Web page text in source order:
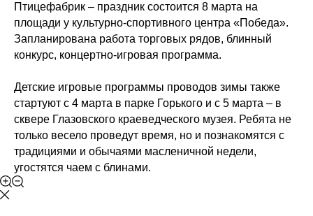
Птицефабрик – праздник состоится 8 марта на
площади у культурно-спортивного центра «Победа».
Запланирована работа торговых рядов, блинный
конкурс, концертно-игровая программа.
Детские игровые программы проводов зимы также
стартуют с 4 марта в парке Горького и с 5 марта – в
сквере Глазовского краеведческого музея. Ребята не
только весело проведут время, но и познакомятся с
традициями и обычаями масленичной недели,
угостятся чаем с блинами.